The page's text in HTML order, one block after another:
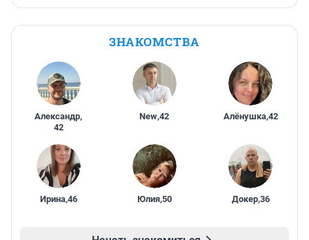
ЗНАКОМСТВА
Александр,
42
New,42 Алёнушка,42
Ирина,46 Юлия,50 Докер,36